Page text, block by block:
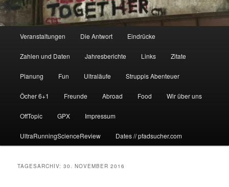
Veranstaltungen Die Antwort Eindrücke
Zahlen und Daten Jahresberichte Links Zitate
Planung Fun Ultraläufe Struppis Abenteuer
Öcher 6+1 Freunde Abroad Food Wir über uns
OffTopic GPX Impressum
UltraRunningScienceReview Dates // pfadsucher.com
TAGESARCHIV:30. NOVEMBER 2016